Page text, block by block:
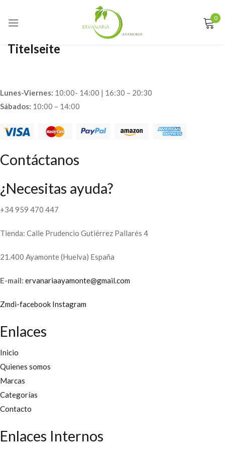
0
Titelseite
Lunes-Viernes: 10:00- 14:00 | 16:30 – 20:30
Sábados: 10:00 – 14:00
Contáctanos
¿Necesitas ayuda?
+34 959 470 447
Tienda: Calle Prudencio Gutiérrez Pallarés 4
21.400 Ayamonte (Huelva) España
E-mail: ervanariaayamonte@gmail.com
Zmdi-facebook Instagram
Enlaces
Inicio
Quienes somos
Marcas
Categorías
Contacto
Enlaces Internos
Sign in
Remember me Lost password?